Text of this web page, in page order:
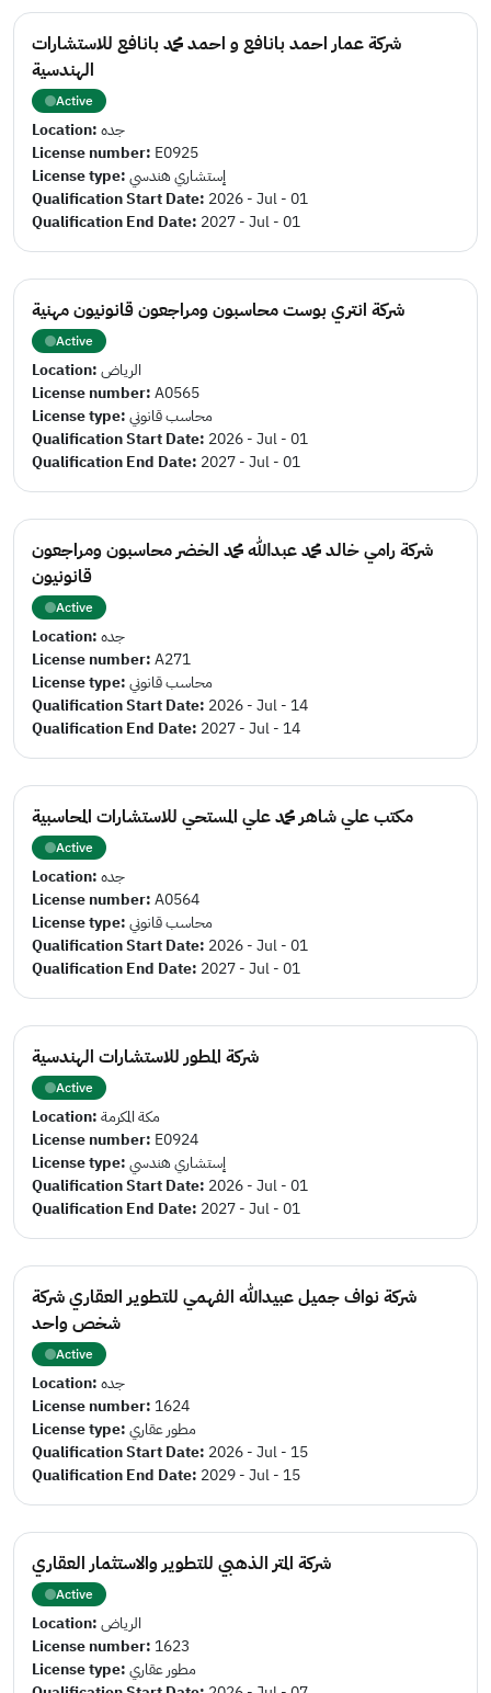
شركة عمار احمد بانافع و احمد محمد بانافع للاستشارات
الهندسية
Active
Location:جده
License number: E0925
License type:إستشاري هندسي
Qualification Start Date: 2026 - Jul - 01
Qualification End Date: 2027 - Jul - 01
شركة انتري بوست محاسبون ومراجعون قانونيون مهنية
Active
Location:الرياض
License number:A0565
License type:محاسب قانوني
Qualification Start Date: 2026 - Jul - 01
Qualification End Date: 2027 - Jul - 01
شركة رامي خالد محمد عبدالله محمد الخضر محاسبون ومراجعون
قانونيون
Active
Location:جده
License number:A271
License type:محاسب قانوني
Qualification Start Date: 2026 - Jul - 14
Qualification End Date: 2027 - Jul - 14
مكتب علي شاهر محمد علي المستحي للاستشارات المحاسبية
Active
Location:جده
License number:A0564
License type:محاسب قانوني
Qualification Start Date: 2026 - Jul - 01
Qualification End Date: 2027 - Jul - 01
شركة المطور للاستشارات الهندسية
Active
Location:مكة المكرمة
License number: E0924
License type:إستشاري هندسي
Qualification Start Date: 2026 - Jul - 01
Qualification End Date: 2027 - Jul - 01
شركة نواف جميل عبيدالله الفهمي للتطوير العقاري شركة
شخص واحد
Active
Location:جده
License number: 1624
License type:مطور عقاري
Qualification Start Date: 2026 - Jul - 15
Qualification End Date: 2029 - Jul - 15
شركة المتر الذهبي للتطوير والاستثمار العقاري
Active
Location:الرياض
License number: 1623
License type:مطور عقاري